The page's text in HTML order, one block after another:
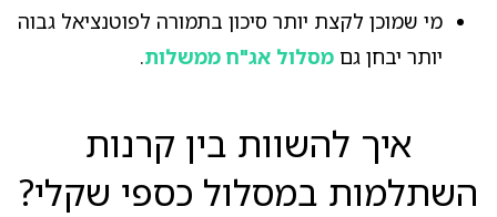
מי שמוכן לקצת יותר סיכון בתמורה לפוטנציאל גבוה
יותר יבחן גם מסלול אג"ח ממשלות.
איך להשוות בין קרנות
השתלמות במסלול כספי שקלי?